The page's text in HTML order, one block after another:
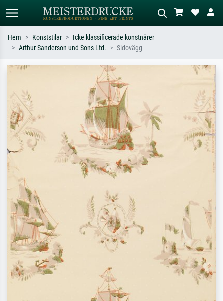
Sök efter konstnär, titel eller stil –
impressionism, Hokusai-våg, naken.
Beskriv scenen – t.ex. grön äng,
abstrakt med mycket rött, mörk
oljemålning, stående naken bredvid ett
Hem Konststilar
Icke klassificerade konstnärer
Arthur Sanderson und Sons Ltd.
Sidovägg